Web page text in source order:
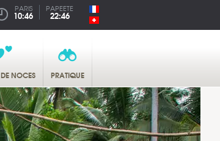
PARIS
10:46
PAPEETE
22:46
NOCES PRATIQUE